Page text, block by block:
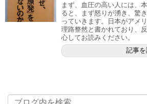
まず、血圧の高い人には、
ると、まず怒りが湧き、驚
っていきます。日本がアメ
理路整然と書かれており、
心してお読みください。
記事